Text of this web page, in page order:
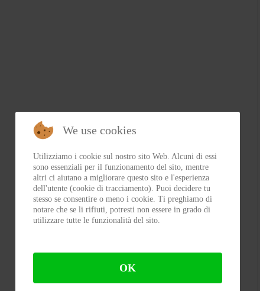
We use cookies
Utilizziamo i cookie sul nostro sito Web. Alcuni di essi
sono essenziali per il funzionamento del sito, mentre
altri ci aiutano a migliorare questo sito e l'esperienza
dell'utente (cookie di tracciamento). Puoi decidere tu
stesso se consentire o meno i cookie. Ti preghiamo di
notare che se li rifiuti, potresti non essere in grado di
utilizzare tutte le funzionalità del sito.
OK